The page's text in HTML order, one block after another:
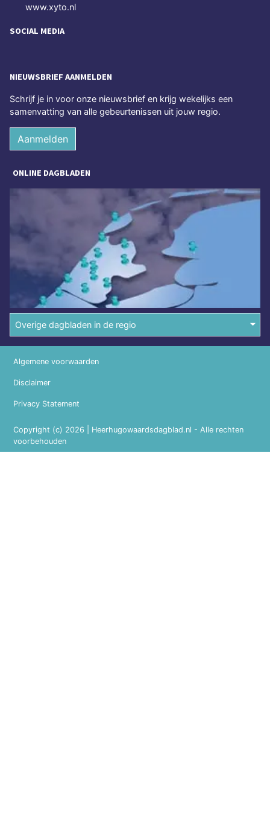
www.xyto.nl
SOCIAL MEDIA
NIEUWSBRIEF AANMELDEN
Schrijf je in voor onze nieuwsbrief en krijg wekelijks een
samenvatting van alle gebeurtenissen uit jouw regio.
Aanmelden
ONLINE DAGBLADEN
Overige dagbladen in de regio
Copyright (c) 2026 | Heerhugowaardsdagblad.nl - Alle rechten
voorbehouden
Algemene voorwaarden
Disclaimer
Privacy Statement